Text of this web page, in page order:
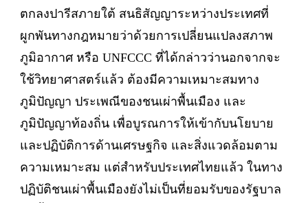
ตกลงปารีสภายใต้ สนธิสัญญาระหว่างประเทศที่
ผูกพันทางกฎหมายว่าด้วยการเปลี่ยนแปลงสภาพ
ภูมิอากาศ หรือ UNFCCC ที่ได้กล่าวว่านอกจากจะ
ใช้วิทยาศาสตร์แล้ว ต้องมีความเหมาะสมทาง
ภูมิปัญญา ประเพณีของชนเผ่าพื้นเมือง และ
ภูมิปัญญาท้องถิ่น เพื่อบูรณการให้เข้ากับนโยบาย
และปฏิบัติการด้านเศรษฐกิจ และสิ่งแวดล้อมตาม
ความเหมาะสม แต่สำหรับประเทศไทยแล้ว ในทาง
ปฏิบัติชนเผ่าพื้นเมืองยังไม่เป็นที่ยอมรับของรัฐบาล